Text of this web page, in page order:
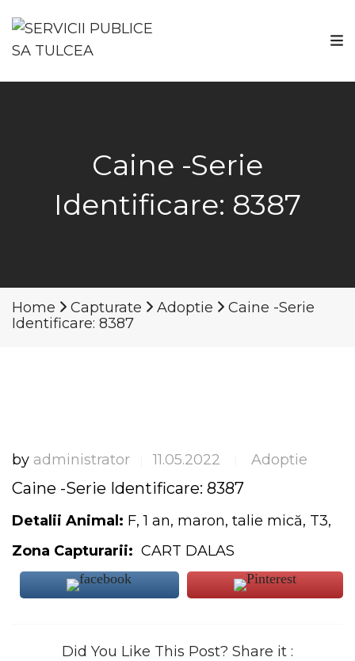
Caine -Serie
Identificare: 8387
Home Capturate Adoptie
Caine -Serie
Identificare: 8387
by administrator 11.05.2022 Adoptie
Caine -Serie Identificare: 8387
Detalii Animal: F, 1 an, maron, talie mică, T3,
Zona Capturarii: CART DALAS
Did You Like This Post? Share it :